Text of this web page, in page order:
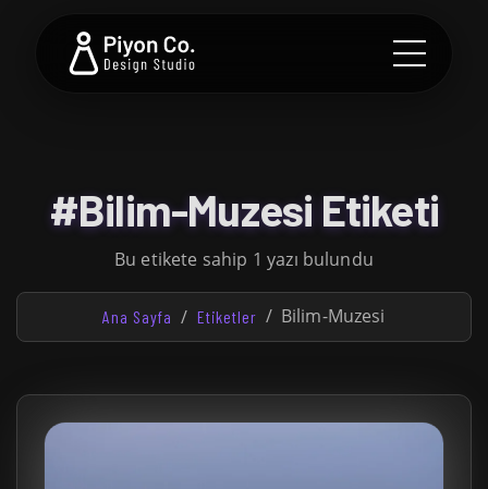
#Bilim-Muzesi Etiketi
Bu etikete sahip 1 yazı bulundu
Ana Sayfa Etiketler Bilim-Muzesi